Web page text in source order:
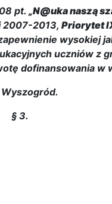
pt. „N@uka naszą
2007-2013, Priorytet
wysokiej
uczniów z
dofinansowania
§ 3.